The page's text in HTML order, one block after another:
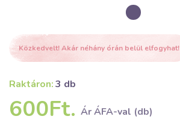
Közkedvelt! Akár néhány órán belül elfogyhat!
Raktáron:3 db
600Ft. Ár ÁFA-val (db)